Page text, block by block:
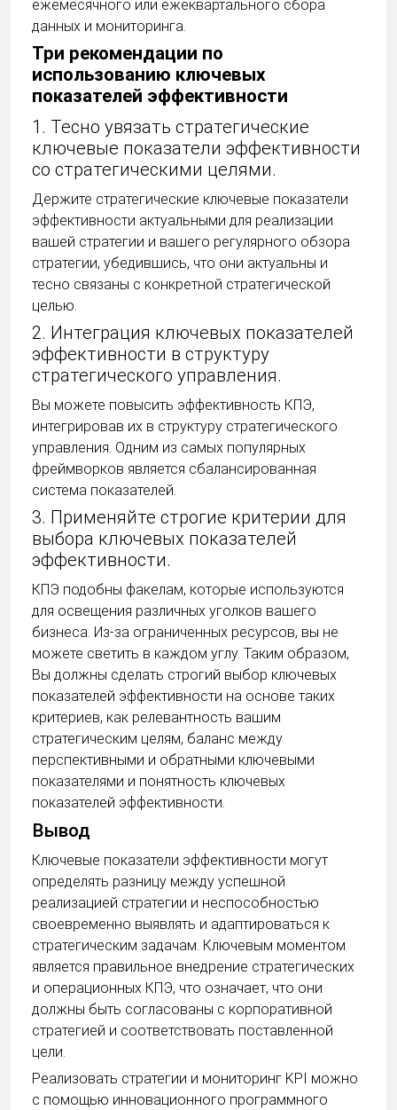
ежемесячного или ежеквартального сбора
данных и мониторинга.
Три рекомендации по
использованию ключевых
показателей эффективности
1. Тесно увязать стратегические
ключевые показатели эффективности
со стратегическими целями.
Держите стратегические ключевые показатели
эффективности актуальными для реализации
вашей стратегии и вашего регулярного обзора
стратегии, убедившись, что они актуальны и
тесно связаны с конкретной стратегической
целью.
2. Интеграция ключевых показателей
эффективности в структуру
стратегического управления.
Вы можете повысить эффективность КПЭ,
интегрировав их в структуру стратегического
управления. Одним из самых популярных
фреймворков является сбалансированная
система показателей.
3. Применяйте строгие критерии для
выбора ключевых показателей
эффективности.
КПЭ подобны факелам, которые используются
для освещения различных уголков вашего
бизнеса. Из-за ограниченных ресурсов, вы не
можете светить в каждом углу. Таким образом,
Вы должны сделать строгий выбор ключевых
показателей эффективности на основе таких
критериев, как релевантность вашим
стратегическим целям, баланс между
перспективными и обратными ключевыми
показателями и понятность ключевых
показателей эффективности.
Вывод
Ключевые показатели эффективности могут
определять разницу между успешной
реализацией стратегии и неспособностью
своевременно выявлять и адаптироваться к
стратегическим задачам. Ключевым моментом
является правильное внедрение стратегических
и операционных КПЭ, что означает, что они
должны быть согласованы с корпоративной
стратегией и соответствовать поставленной
цели.
Реализовать стратегии и мониторинг KPI можно
с помощью инновационного программного